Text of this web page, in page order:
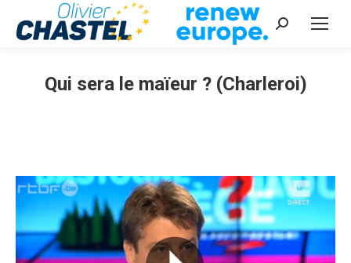
Recherche
Qui sera le maïeur ? (Charleroi)